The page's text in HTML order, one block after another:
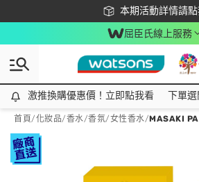
本期活動詳情請
下載app最高回饋
屈臣氏線上服務
激推換購優惠價！立即點我看
激推換購優惠價！立即點我看 下單
首頁/化妝品/香水/香氛/女性香水/MASAKI